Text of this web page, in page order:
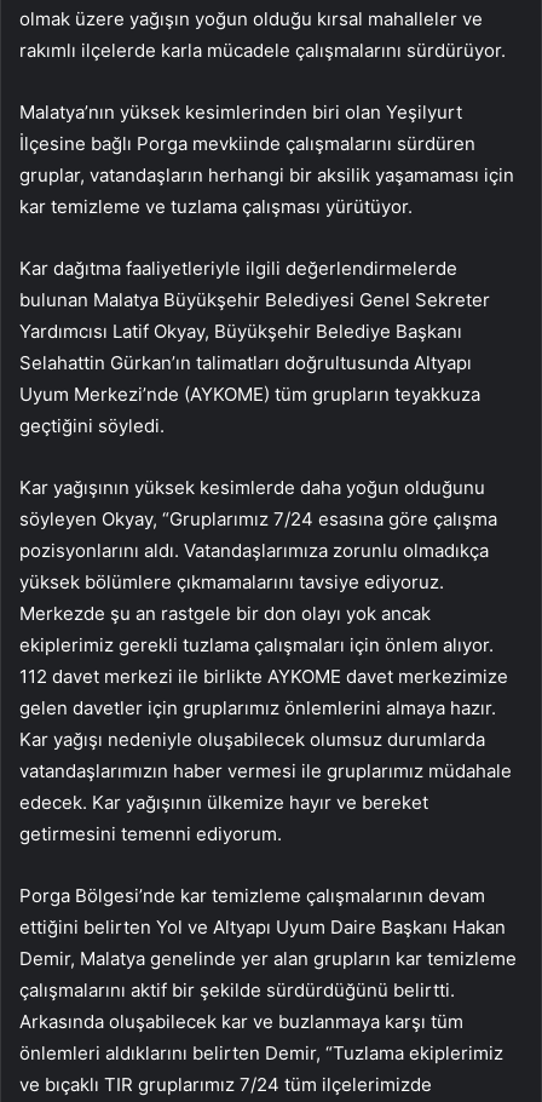
olmak üzere yağışın yoğun olduğu kırsal mahalleler ve
rakımlı ilçelerde karla mücadele çalışmalarını sürdürüyor.
Malatya’nın yüksek kesimlerinden biri olan Yeşilyurt
İlçesine bağlı Porga mevkiinde çalışmalarını sürdüren
gruplar, vatandaşların herhangi bir aksilik yaşamaması için
kar temizleme ve tuzlama çalışması yürütüyor.
Kar dağıtma faaliyetleriyle ilgili değerlendirmelerde
bulunan Malatya Büyükşehir Belediyesi Genel Sekreter
Yardımcısı Latif Okyay, Büyükşehir Belediye Başkanı
Selahattin Gürkan’ın talimatları doğrultusunda Altyapı
Uyum Merkezi’nde (AYKOME) tüm grupların teyakkuza
geçtiğini söyledi.
Kar yağışının yüksek kesimlerde daha yoğun olduğunu
söyleyen Okyay, “Gruplarımız 7/24 esasına göre çalışma
pozisyonlarını aldı. Vatandaşlarımıza zorunlu olmadıkça
yüksek bölümlere çıkmamalarını tavsiye ediyoruz.
Merkezde şu an rastgele bir don olayı yok ancak
ekiplerimiz gerekli tuzlama çalışmaları için önlem alıyor.
112 davet merkezi ile birlikte AYKOME davet merkezimize
gelen davetler için gruplarımız önlemlerini almaya hazır.
Kar yağışı nedeniyle oluşabilecek olumsuz durumlarda
vatandaşlarımızın haber vermesi ile gruplarımız müdahale
edecek. Kar yağışının ülkemize hayır ve bereket
getirmesini temenni ediyorum.
Porga Bölgesi’nde kar temizleme çalışmalarının devam
ettiğini belirten Yol ve Altyapı Uyum Daire Başkanı Hakan
Demir, Malatya genelinde yer alan grupların kar temizleme
çalışmalarını aktif bir şekilde sürdürdüğünü belirtti.
Arkasında oluşabilecek kar ve buzlanmaya karşı tüm
önlemleri aldıklarını belirten Demir, “Tuzlama ekiplerimiz
ve bıçaklı TIR gruplarımız 7/24 tüm ilçelerimizde